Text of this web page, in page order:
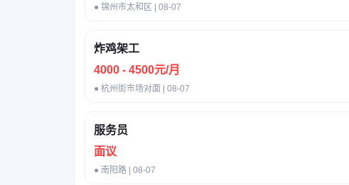
● 锦州市太和区 | 08-07
炸鸡架工
4000 - 4500元/月
● 杭州街市场对面 | 08-07
服务员
面议
● 南阳路 | 08-07